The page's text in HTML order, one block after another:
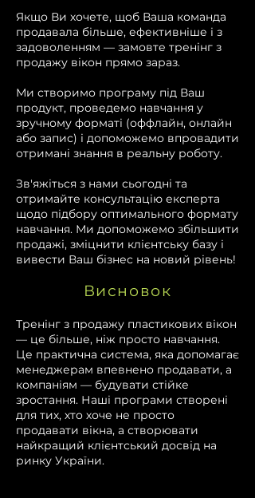
Якщо Ви хочете, щоб Ваша команда
продавала більше, ефективніше і з
задоволенням — замовте тренінг з
продажу вікон прямо зараз.
Ми створимо програму під Ваш
продукт, проведемо навчання у
зручному форматі (оффлайн, онлайн
або запис) і допоможемо впровадити
отримані знання в реальну роботу.
Зв'яжіться з нами сьогодні та
отримайте консультацію експерта
щодо підбору оптимального формату
навчання. Ми допоможемо збільшити
продажі, зміцнити клієнтську базу і
вивести Ваш бізнес на новий рівень!
Висновок
Тренінг з продажу пластикових вікон
— це більше, ніж просто навчання.
Це практична система, яка допомагає
менеджерам впевнено продавати, а
компаніям — будувати стійке
зростання. Наші програми створені
для тих, хто хоче не просто
продавати вікна, а створювати
найкращий клієнтський досвід на
ринку України.